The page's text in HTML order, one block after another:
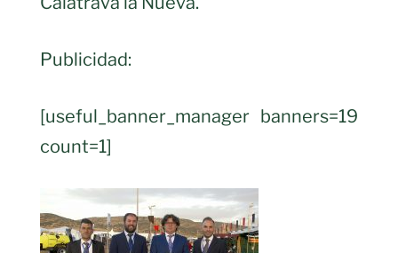
Publicidad:
[useful_banner_manager banners=19
count=1]